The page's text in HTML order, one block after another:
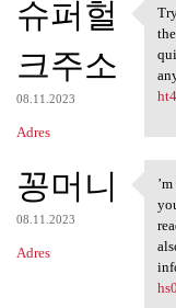
슈퍼헐
크주소
08.11.2023
Adres
꽁머니
08.11.2023
Adres
’m